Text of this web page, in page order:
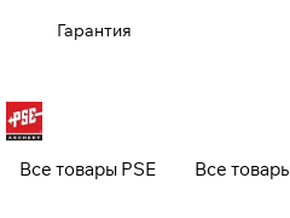
Гарантия
Все товары PSE Все
Закрыть